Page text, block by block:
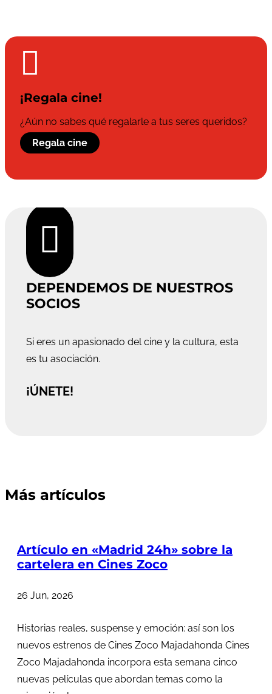

¡Regala cine!
¿Aún no sabes qué regalarle a tus seres queridos?
Regala cine

DEPENDEMOS DE NUESTROS
SOCIOS
Si eres un apasionado del cine y la cultura, esta
es tu asociación.
¡ÚNETE!
Más artículos
Artículo en «Madrid 24h» sobre la
cartelera en Cines Zoco
26 Jun, 2026
Historias reales, suspense y emoción: así son los
nuevos estrenos de Cines Zoco Majadahonda Cines
Zoco Majadahonda incorpora esta semana cinco
nuevas películas que abordan temas como la